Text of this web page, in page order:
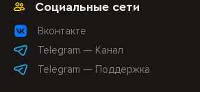
Социальные сети
Вконтакте
Telegram — Канал
Telegram — Поддержка